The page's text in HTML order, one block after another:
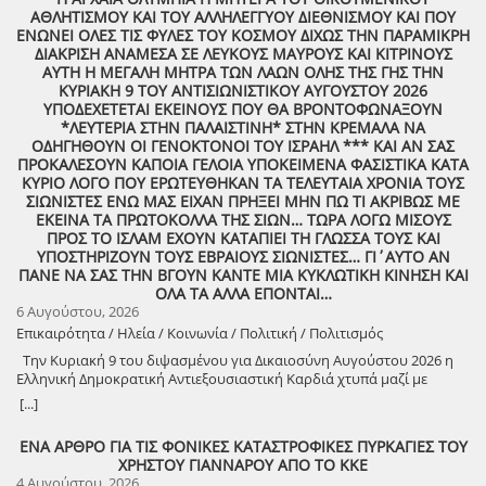
ΑΘΛΗΤΙΣΜΟΥ ΚΑΙ ΤΟΥ ΑΛΛΗΛΕΓΓΥΟΥ ΔΙΕΘΝΙΣΜΟΥ ΚΑΙ ΠΟΥ
ΕΝΩΝΕΙ ΟΛΕΣ ΤΙΣ ΦΥΛΕΣ ΤΟΥ ΚΟΣΜΟΥ ΔΙΧΩΣ ΤΗΝ ΠΑΡΑΜΙΚΡΗ
ΔΙΑΚΡΙΣΗ ΑΝΑΜΕΣΑ ΣΕ ΛΕΥΚΟΥΣ ΜΑΥΡΟΥΣ ΚΑΙ ΚΙΤΡΙΝΟΥΣ
ΑΥΤΗ Η ΜΕΓΑΛΗ ΜΗΤΡΑ ΤΩΝ ΛΑΩΝ ΟΛΗΣ ΤΗΣ ΓΗΣ ΤΗΝ
ΚΥΡΙΑΚΗ 9 ΤΟΥ ΑΝΤΙΣΙΩΝΙΣΤΙΚΟΥ ΑΥΓΟΥΣΤΟΥ 2026
ΥΠΟΔΕΧΕΤΕΤΑΙ ΕΚΕΙΝΟΥΣ ΠΟΥ ΘΑ ΒΡΟΝΤΟΦΩΝΑΞΟΥΝ
*ΛΕΥΤΕΡΙΑ ΣΤΗΝ ΠΑΛΑΙΣΤΙΝΗ* ΣΤΗΝ ΚΡΕΜΑΛΑ ΝΑ
ΟΔΗΓΗΘΟΥΝ ΟΙ ΓΕΝΟΚΤΟΝΟΙ ΤΟΥ ΙΣΡΑΗΛ *** ΚΑΙ ΑΝ ΣΑΣ
ΠΡΟΚΑΛΕΣΟΥΝ ΚΑΠΟΙΑ ΓΕΛΟΙΑ ΥΠΟΚΕΙΜΕΝΑ ΦΑΣΙΣΤΙΚΑ ΚΑΤΑ
ΚΥΡΙΟ ΛΟΓΟ ΠΟΥ ΕΡΩΤΕΥΘΗΚΑΝ ΤΑ ΤΕΛΕΥΤΑΙΑ ΧΡΟΝΙΑ ΤΟΥΣ
ΣΙΩΝΙΣΤΕΣ ΕΝΩ ΜΑΣ ΕΙΧΑΝ ΠΡΗΞΕΙ ΜΗΝ ΠΩ ΤΙ ΑΚΡΙΒΩΣ ΜΕ
ΕΚΕΙΝΑ ΤΑ ΠΡΩΤΟΚΟΛΛΑ ΤΗΣ ΣΙΩΝ… ΤΩΡΑ ΛΟΓΩ ΜΙΣΟΥΣ
ΠΡΟΣ ΤΟ ΙΣΛΑΜ ΕΧΟΥΝ ΚΑΤΑΠΙΕΙ ΤΗ ΓΛΩΣΣΑ ΤΟΥΣ ΚΑΙ
ΥΠΟΣΤΗΡΙΖΟΥΝ ΤΟΥΣ ΕΒΡΑΙΟΥΣ ΣΙΩΝΙΣΤΕΣ… ΓΙ΄ΑΥΤΟ ΑΝ
ΠΑΝΕ ΝΑ ΣΑΣ ΤΗΝ ΒΓΟΥΝ ΚΑΝΤΕ ΜΙΑ ΚΥΚΛΩΤΙΚΗ ΚΙΝΗΣΗ ΚΑΙ
ΟΛΑ ΤΑ ΑΛΛΑ ΕΠΟΝΤΑΙ…
6 Αυγούστου, 2026
Επικαιρότητα / Ηλεία / Κοινωνία / Πολιτική / Πολιτισμός
Την Κυριακή 9 του διψασμένου για Δικαιοσύνη Αυγούστου 2026 η
Ελληνική Δημοκρατική Αντιεξουσιαστική Καρδιά χτυπά μαζί με
ΟΛΟΥΣ τους Συναγωνιστές για την Παλαιστίνη μέρα Μνήμης και
Αγώνα!
[...]
ΕΝΑ ΑΡΘΡΟ ΓΙΑ ΤΙΣ ΦΟΝΙΚΕΣ ΚΑΤΑΣΤΡΟΦΙΚΕΣ ΠΥΡΚΑΓΙΕΣ ΤΟΥ
ΧΡΗΣΤΟΥ ΓΙΑΝΝΑΡΟΥ ΑΠΟ ΤΟ ΚΚΕ